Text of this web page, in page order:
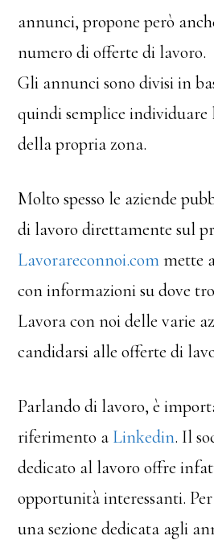
annunci, propone però
numero di offerte di lavoro.
Gli annunci sono divisi in
quindi semplice individuare
della propria zona.
Molto spesso le aziende
di lavoro direttamente sul
Lavorareconnoi.commette
con informazioni su dove
Lavora con noi delle varie
candidarsi alle offerte di
Parlando di lavoro, è
riferimento a Linkedin. Il
dedicato al lavoro offre
opportunità interessanti.
una sezione dedicata agli